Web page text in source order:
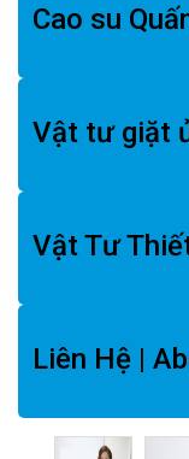
Cao su
Vật tư giặt
Vật Tư
Liên Hệ |